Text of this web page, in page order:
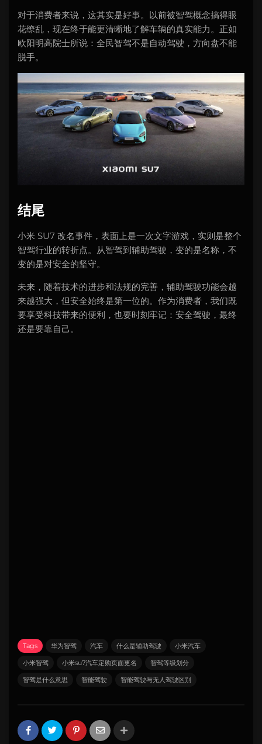
对于消费者来说，这其实是好事。以前被智驾概念搞得眼
花缭乱，现在终于能更清晰地了解车辆的真实能力。正如
欧阳明高院士所说：全民智驾不是自动驾驶，方向盘不能
脱手。
结尾
小米 SU7 改名事件，表面上是一次文字游戏，实则是整个
智驾行业的转折点。从智驾到辅助驾驶，变的是名称，不
变的是对安全的坚守。
未来，随着技术的进步和法规的完善，辅助驾驶功能会越
来越强大，但安全始终是第一位的。作为消费者，我们既
要享受科技带来的便利，也要时刻牢记：安全驾驶，最终
还是要靠自己。
Tags 华为智驾 汽车 什么是辅助驾驶 小米汽车
小米智驾 小米su7汽车定购页面更名 智驾等级划分
智驾是什么意思 智能驾驶 智能驾驶与无人驾驶区别